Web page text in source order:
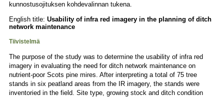
kunnostusojituksen kohdevalinnan tukena.
English title: Usability of infra red imagery in the planning of ditch
network maintenance
Tiivistelmä
The purpose of the study was to determine the usability of infra red
imagery in evaluating the need for ditch network maintenance on
nutrient-poor Scots pine mires. After interpreting a total of 75 tree
stands in six peatland areas from the IR imagery, the stands were
inventoried in the field. Site type, growing stock and ditch condition